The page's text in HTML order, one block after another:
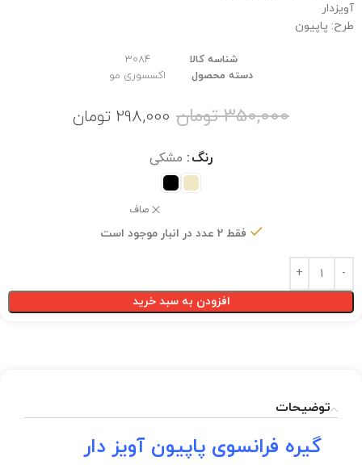
آویزدار
طرح: پاپیون
شناسه کالا
3084
دسته محصول
اکسسوری مو
350,000 تومان 298,000 تومان
رنگ مشکی
صاف
فقط 2 عدد در انبار موجود است
افزودن به سبد خرید
توضیحات
گیره فرانسوی پاپیون آویز دار